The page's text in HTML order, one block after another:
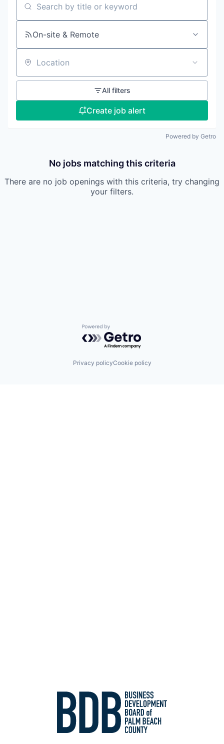
Search by title or keyword
On-site & Remote
Location
All filters
Create job alert
Powered by Getro
No jobs matching this criteria
There are no job openings with this criteria, try changing
your filters.
Powered by Getro.com
Privacy policyCookie policy